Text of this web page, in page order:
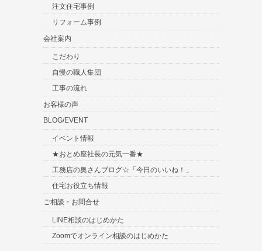
注文住宅事例
リフォーム事例
会社案内
こだわり
自慢の職人集団
工事の流れ
お客様の声
BLOG/EVENT
イベント情報
★おとめ座社長の元気一番★
工務店の奥さんブログ☆「今日のいいね！」
住宅お役立ち情報
ご相談・お問合せ
LINE相談のはじめかた
Zoomでオンライン相談のはじめかた